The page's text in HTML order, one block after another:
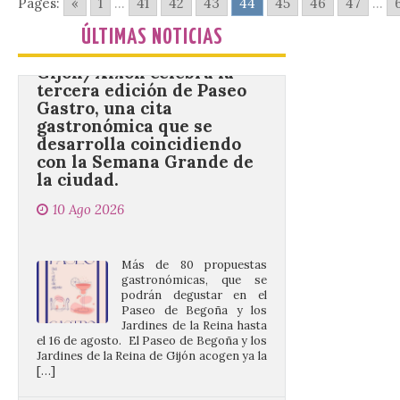
Pages: « 1 ... 41 42 43 44 45 46 47 ...
ÚLTIMAS NOTICIAS
Gijón/Xixón celebra la
tercera edición de Paseo
Gastro, una cita
gastronómica que se
desarrolla coincidiendo
con la Semana Grande de
la ciudad.
10 Ago 2026
Más de 80 propuestas
Jardines de la Reina hasta
el 16 de agosto. El Paseo de Begoña y los
Jardines de la Reina de Gijón acogen ya la
[…]